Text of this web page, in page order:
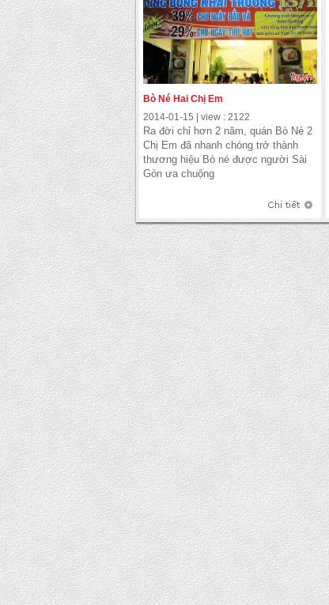
Bò Né Hai Chị Em
2014-01-15 | view : 2122
Ra đời chỉ hơn 2 năm, quán Bò Né 2
Chị Em đã nhanh chóng trở thành
thương hiệu Bò né được người Sài
Gòn ưa chuộng